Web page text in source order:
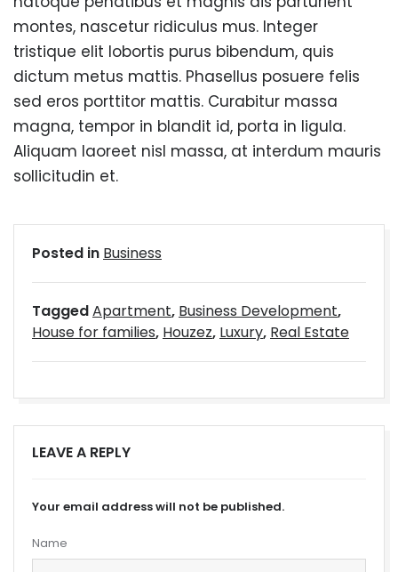
montes, nascetur ridiculus mus. Integer
tristique elit lobortis purus bibendum, quis
dictum metus mattis. Phasellus posuere felis
sed eros porttitor mattis. Curabitur massa
magna, tempor in blandit id, porta in ligula.
Aliquam laoreet nisl massa, at interdum mauris
sollicitudin et.
Posted in Business
TaggedApartment, Business Development,
House for families, Houzez, Luxury, Real Estate
LEAVE A REPLY
Your email address will not be published.
Name